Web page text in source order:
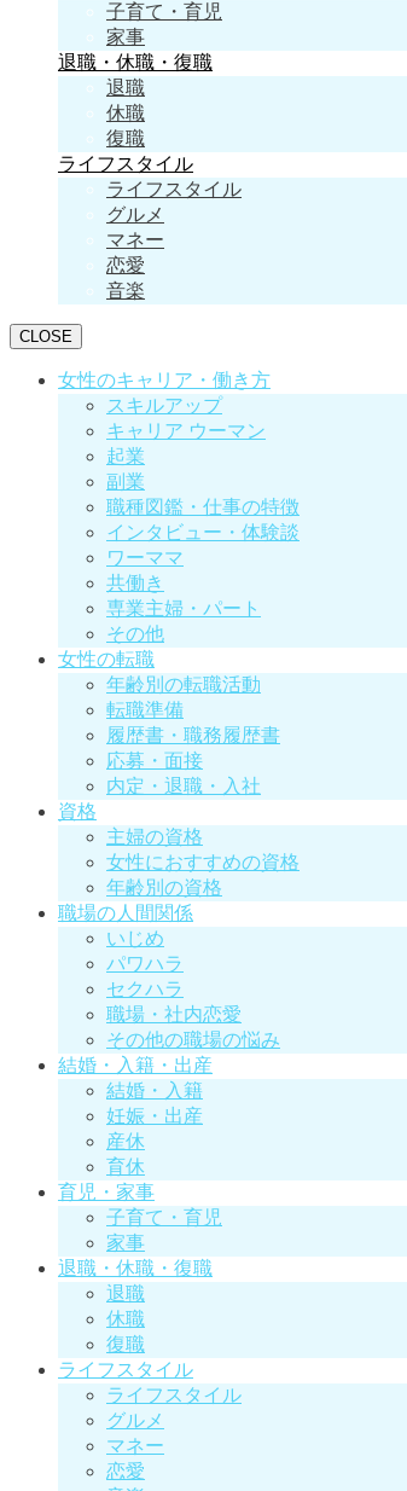
子育て・育児
家事
退職・休職・復職
退職
休職
復職
ライフスタイル
ライフスタイル
グルメ
マネー
恋愛
音楽
CLOSE
女性のキャリア・働き方
スキルアップ
キャリア ウーマン
起業
副業
職種図鑑・仕事の特徴
インタビュー・体験談
ワーママ
共働き
専業主婦・パート
その他
女性の転職
年齢別の転職活動
転職準備
履歴書・職務履歴書
応募・面接
内定・退職・入社
資格
主婦の資格
女性におすすめの資格
年齢別の資格
職場の人間関係
いじめ
パワハラ
セクハラ
職場・社内恋愛
その他の職場の悩み
結婚・入籍・出産
結婚・入籍
妊娠・出産
産休
育休
育児・家事
子育て・育児
家事
退職・休職・復職
退職
休職
復職
ライフスタイル
ライフスタイル
グルメ
マネー
恋愛